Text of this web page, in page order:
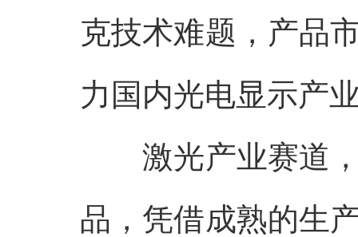
克技术难题，产品
力国内光电显示产
激光产业赛道
品，凭借成熟的生